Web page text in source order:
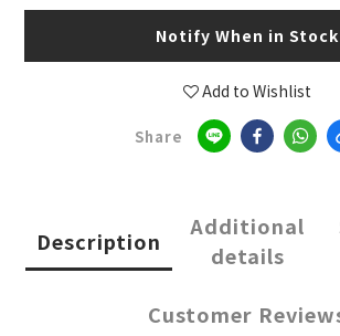
Notify When in Stock
Add to Wishlist
Share
Description
Additional
details
Customer